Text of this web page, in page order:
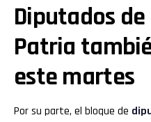
Diputados
Patria
este martes
Por su parte, el bloque de